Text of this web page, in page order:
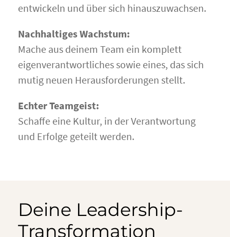
entwickeln und über sich hinauszuwachsen.
Nachhaltiges Wachstum:
Mache aus deinem Team ein komplett
eigenverantwortliches sowie eines, das sich
mutig neuen Herausforderungen stellt.
Echter Teamgeist:
Schaffe eine Kultur, in der Verantwortung
und Erfolge geteilt werden.
Deine Leadership-
Transformation